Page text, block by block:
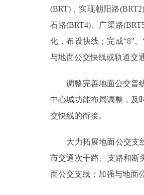
ITALIANO
(BRT)，实现朝阳路
石路(BRT4)、广渠路
化，布设快线；完成“8”
与地面公交快线或轨道交
调整完善地面公交普线
中心城功能布局调整，及
交快线的衔接。
大力拓展地面公交支线
市交通次干路、支路和断
面公交支线；加强与地面